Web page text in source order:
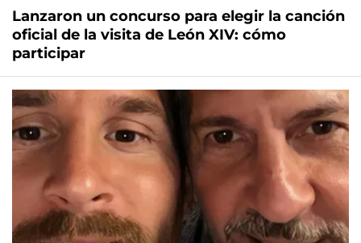
Lanzaron un concurso para elegir la canción
oficial de la visita de León XIV: cómo
participar